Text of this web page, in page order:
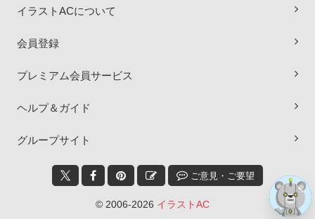
イラストACについて
会員登録
プレミアム会員サービス
ヘルプ＆ガイド
グループサイト
ご意見・ご要望
© 2006-2026 イラストAC